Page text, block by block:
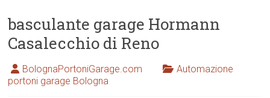
basculante garage Hormann
Casalecchio di Reno
BolognaPortoniGarage.com
Automazione
portoni garage Bologna